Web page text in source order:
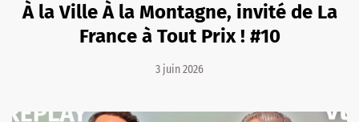
À la Ville À la Montagne, invité de La
France à Tout Prix ! #10
3 juin 2026